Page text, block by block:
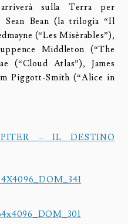
arriverà sulla Terra per
Sean Bean (la trilogia “Il
(“Les Misèrables”),
Middleton (“The
(“Cloud Atlas”), James
Piggott-Smith (“Alice in
– IL DESTINO